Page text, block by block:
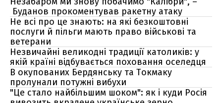
Буданов прокоментував ракетну атаку
Не всі про це знають: на які безкоштовні
послуги й пільги мають право військові та
ветерани
Незвичайні великодні традиції католиків: у
якій країні відбувається поховання оселедця
В окупованих Бердянську та Токмаку
пролунали потужні вибухи
"Це стало найбільшим шоком": як і куди Росія